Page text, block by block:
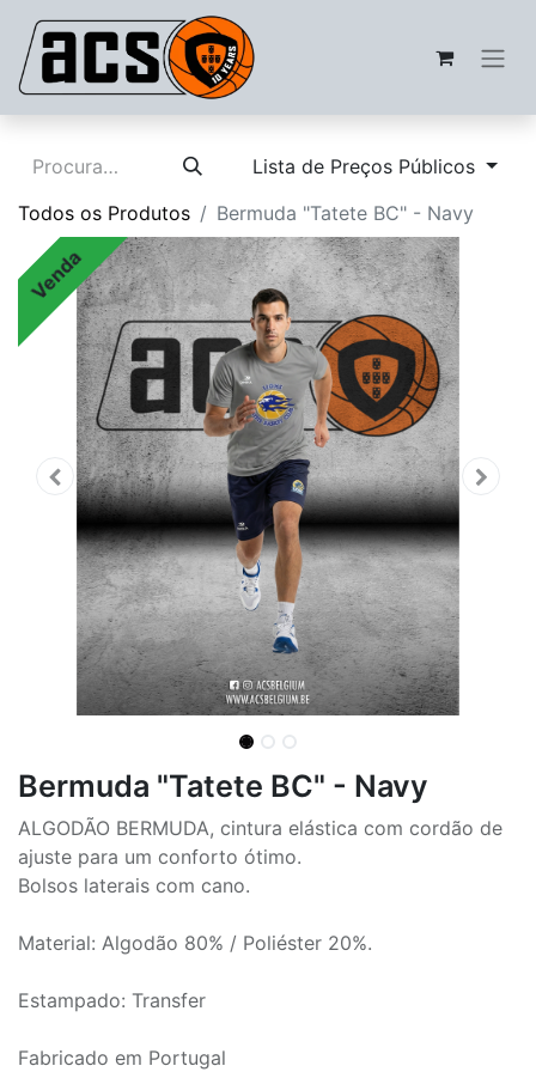
Lista de Preços Públicos
Todos os Produtos
Bermuda "Tatete BC" - Navy
Venda
Bermuda "Tatete BC" - Navy
ALGODÃO BERMUDA, cintura elástica com cordão de
ajuste para um conforto ótimo.
Bolsos laterais com cano.
Material: Algodão 80% / Poliéster 20%.
Estampado: Transfer
Fabricado em Portugal